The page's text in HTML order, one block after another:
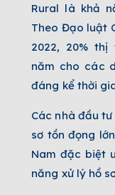
Rural là khả
Theo Đạo luật
2022, 20%
năm cho các
đáng kể thời
Các nhà đầu
sơ tồn đọng
Nam đặc biệt
năng xử lý hồ